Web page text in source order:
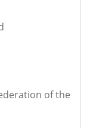
of the